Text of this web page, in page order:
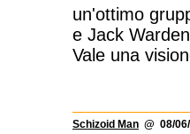
un'ottimo
e Jack
Vale una
Schizoid Man @ 08/